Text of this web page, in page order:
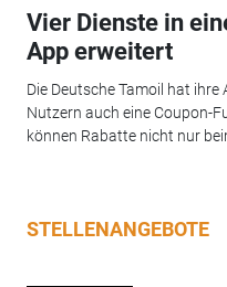
Vier Dienste in
App erweitert
Die Deutsche Tamoil hat
Nutzern auch eine Coupon-
können Rabatte nicht nur
STELLENANGEBOTE